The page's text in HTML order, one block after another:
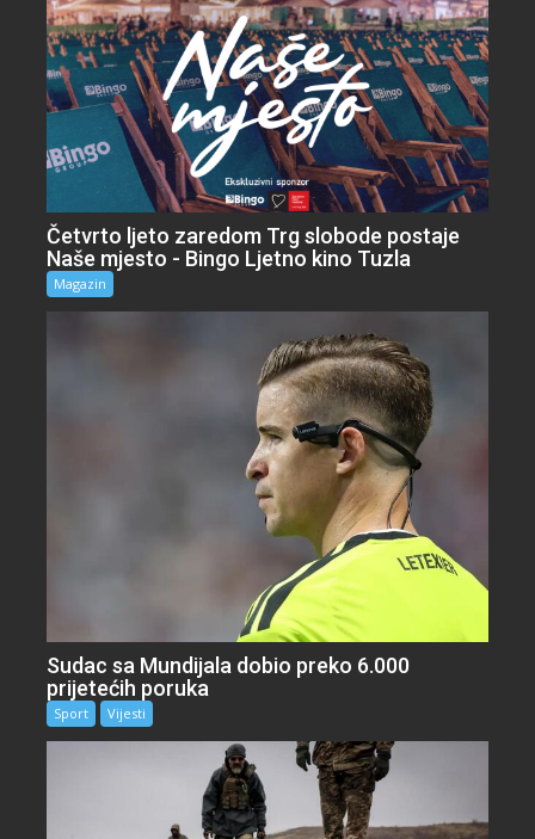
Četvrto ljeto zaredom Trg slobode postaje
Naše mjesto - Bingo Ljetno kino Tuzla
Magazin
Sudac sa Mundijala dobio preko 6.000
prijetećih poruka
Sport Vijesti